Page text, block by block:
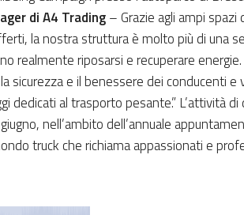
di A4 Trading– Grazie agli ampi spazi
la nostra struttura è molto più di una
realmente riposarsi e recuperare
sicurezza e il benessere dei conducenti e
dedicati al trasporto pesante.” L’attività
nell’ambito dell’annuale
truck che richiama appassionati e